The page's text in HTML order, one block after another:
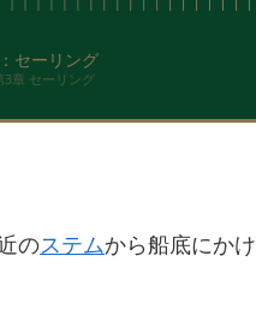
セーリング
3章 セーリング
のステムから船底にかけ